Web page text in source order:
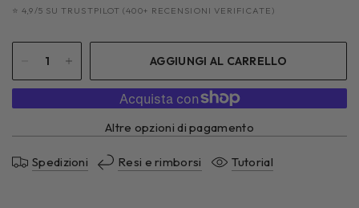
⭐ 4,9/5 SU TRUSTPILOT (400+ RECENSIONI VERIFICATE)
AGGIUNGI AL CARRELLO
Altre opzioni di pagamento
Spedizioni Resi e rimborsi Tutorial